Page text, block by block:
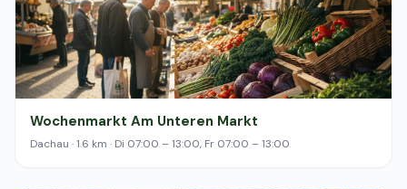
Wochenmarkt Am Unteren Markt
Dachau · 1.6 km · Di 07:00 – 13:00, Fr 07:00 – 13:00